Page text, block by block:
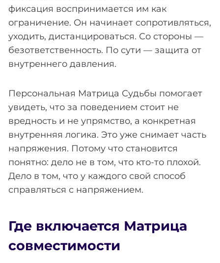
фиксация воспринимается им как
ограничение. Он начинает сопротивляться,
уходить, дистанцироваться. Со стороны —
безответственность. По сути — защита от
внутреннего давления.
Персональная Матрица Судьбы помогает
увидеть, что за поведением стоит не
вредность и не упрямство, а конкретная
внутренняя логика. Это уже снимает часть
напряжения. Потому что становится
понятно: дело не в том, что кто-то плохой.
Дело в том, что у каждого свой способ
справляться с напряжением.
Где включается Матрица
совместимости